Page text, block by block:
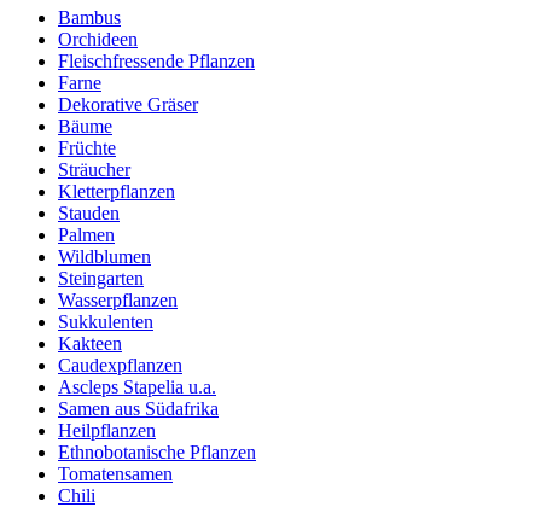
Bambus
Orchideen
Fleischfressende Pflanzen
Farne
Dekorative Gräser
Bäume
Früchte
Sträucher
Kletterpflanzen
Stauden
Palmen
Wildblumen
Steingarten
Wasserpflanzen
Sukkulenten
Kakteen
Caudexpflanzen
Ascleps Stapelia u.a.
Samen aus Südafrika
Heilpflanzen
Ethnobotanische Pflanzen
Tomatensamen
Chili